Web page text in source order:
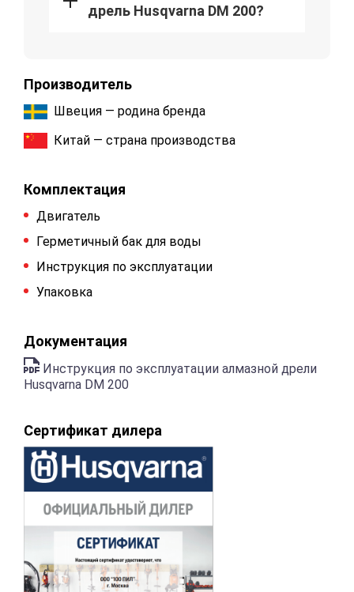
дрель Husqvarna DM 200?
Производитель
Швеция — родина бренда
Китай — страна производства
Комплектация
Двигатель
Герметичный бак для воды
Инструкция по эксплуатации
Упаковка
Документация
Инструкция по эксплуатации алмазной дрели
Husqvarna DM 200
Сертификат дилера